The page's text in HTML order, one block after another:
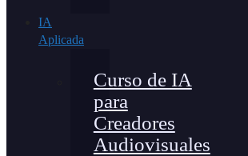
IA
Aplicada
Curso de IA
para
Creadores
Audiovisuales